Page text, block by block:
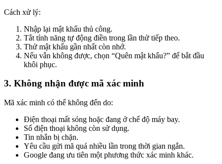
Cách xử lý:
Nhập lại mật khẩu thủ công.
Tắt tính năng tự động điền trong lần thử tiếp theo.
Thử mật khẩu gần nhất còn nhớ.
Nếu vẫn không được, chọn “Quên mật khẩu?” để bắt đầu
khôi phục.
3. Không nhận được mã xác minh
Mã xác minh có thể không đến do:
Điện thoại mất sóng hoặc đang ở chế độ máy bay.
Số điện thoại không còn sử dụng.
Tin nhắn bị chặn.
Yêu cầu gửi mã quá nhiều lần trong thời gian ngắn.
Google đang ưu tiên một phương thức xác minh khác.